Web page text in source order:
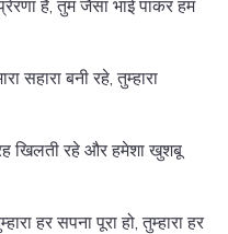
है, तुम जैसा भाई पाकर हम
सहारा बनी रहे, तुम्हारा
खिलती रहे और हमेशा खुशबू
हर सपना पूरा हो, तुम्हारा हर